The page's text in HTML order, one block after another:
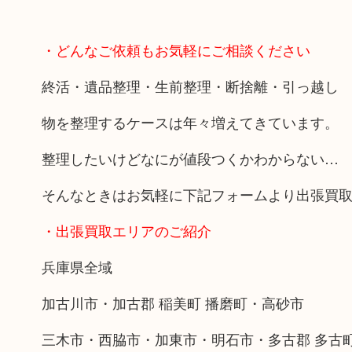
・どんなご依頼もお気軽にご相談ください
終活・遺品整理・生前整理・断捨離・引っ越し
物を整理するケースは年々増えてきています。
整理したいけどなにが値段つくかわからない…
そんなときはお気軽に下記フォームより出張買
・出張買取エリアのご紹介
兵庫県全域
加古川市・加古郡 稲美町 播磨町・高砂市
三木市・西脇市・加東市・明石市・多古郡 多古